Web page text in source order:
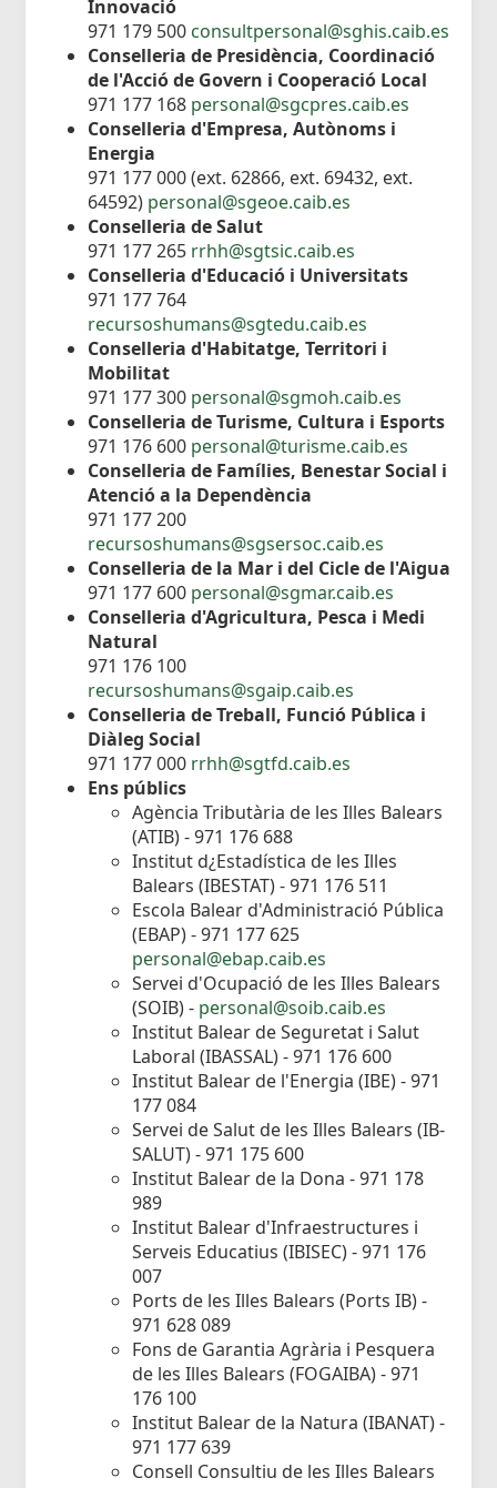
Innovació
971 179 500 consultpersonal@sghis.caib.es
Conselleria de Presidència, Coordinació
de l'Acció de Govern i Cooperació Local
971 177 168 personal@sgcpres.caib.es
Conselleria d'Empresa, Autònoms i
Energia
971 177 000 (ext. 62866, ext. 69432, ext.
64592) personal@sgeoe.caib.es
Conselleria de Salut
971 177 265 rrhh@sgtsic.caib.es
Conselleria d'Educació i Universitats
971 177 764
recursoshumans@sgtedu.caib.es
Conselleria d'Habitatge, Territori i
Mobilitat
971 177 300 personal@sgmoh.caib.es
Conselleria de Turisme, Cultura i Esports
971 176 600 personal@turisme.caib.es
Conselleria de Famílies, Benestar Social i
Atenció a la Dependència
971 177 200
recursoshumans@sgsersoc.caib.es
Conselleria de la Mar i del Cicle de l'Aigua
971 177 600 personal@sgmar.caib.es
Conselleria d'Agricultura, Pesca i Medi
Natural
971 176 100
recursoshumans@sgaip.caib.es
Conselleria de Treball, Funció Pública i
Diàleg Social
971 177 000 rrhh@sgtfd.caib.es
Ens públics
Agència Tributària de les Illes Balears
(ATIB) - 971 176 688
Institut d¿Estadística de les Illes
Balears (IBESTAT) - 971 176 511
Escola Balear d'Administració Pública
(EBAP) - 971 177 625
personal@ebap.caib.es
Servei d'Ocupació de les Illes Balears
(SOIB) - personal@soib.caib.es
Institut Balear de Seguretat i Salut
Laboral (IBASSAL) - 971 176 600
Institut Balear de l'Energia (IBE) - 971
177 084
Servei de Salut de les Illes Balears (IB-
SALUT) - 971 175 600
Institut Balear de la Dona - 971 178
989
Institut Balear d'Infraestructures i
Serveis Educatius (IBISEC) - 971 176
007
Ports de les Illes Balears (Ports IB) -
971 628 089
Fons de Garantia Agrària i Pesquera
de les Illes Balears (FOGAIBA) - 971
176 100
Institut Balear de la Natura (IBANAT) -
971 177 639
Consell Consultiu de les Illes Balears